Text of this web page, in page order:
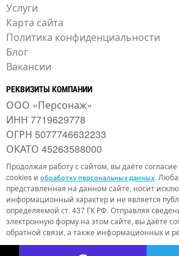
Услуги
Карта сайта
Политика конфиденциальности
Блог
Вакансии
РЕКВИЗИТЫ КОМПАНИИ
ООО «Персонаж»
ИНН 7719629778
ОГРН 5077746632233
ОКАТО 45263588000
Продолжая работу с сайтом, вы даёте
cookies и обработку персональных данных.
представленная на данном сайте, носит
информационный характер и не является
определяемой ст. 437 ГК РФ. Отправляя
электронную форму на этом сайте, вы даёте
обратной связи, а также информационных и